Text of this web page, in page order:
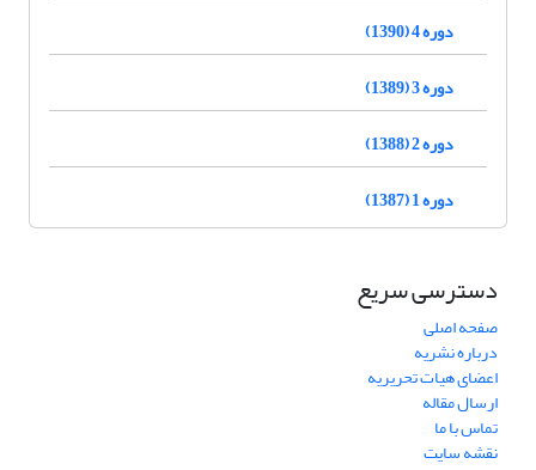
دوره 4 (1390)
دوره 3 (1389)
دوره 2 (1388)
دوره 1 (1387)
دسترسی سریع
صفحه اصلی
درباره نشریه
اعضای هیات تحریریه
ارسال مقاله
تماس با ما
نقشه سایت